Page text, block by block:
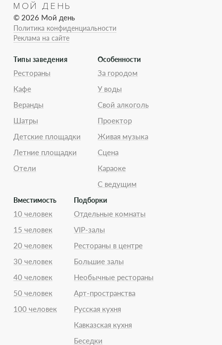
МОЙ ДЕНЬ
© 2026 Мой день
Политика конфиденциальности
Реклама на сайте
Типы заведения
Рестораны
Кафе
Веранды
Шатры
Детские площадки
Летние площадки
Отели
Особенности
За городом
У воды
Свой алкоголь
Проектор
Живая музыка
Сцена
Караоке
С ведущим
Вместимость
10 человек
15 человек
20 человек
30 человек
40 человек
50 человек
100 человек
Подборки
Отдельные комнаты
VIP-залы
Рестораны в центре
Большие залы
Необычные рестораны
Арт-пространства
Русская кухня
Кавказская кухня
Беседки